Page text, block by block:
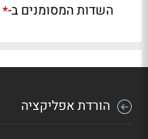
השדות המסומנים ב-*
הורדת אפליקציה